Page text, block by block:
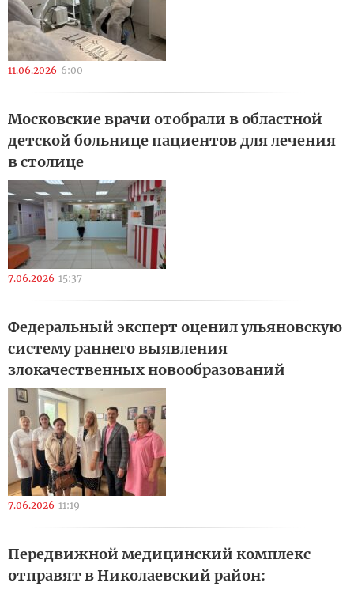
11.06.2026 6:00
Московские врачи отобрали в областной
детской больнице пациентов для лечения
в столице
7.06.2026 15:37
Федеральный эксперт оценил ульяновскую
систему раннего выявления
злокачественных новообразований
7.06.2026 11:19
Передвижной медицинский комплекс
отправят в Николаевский район: